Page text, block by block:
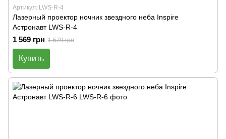
Артикул: LWS-R-4
Лазерный проектор ночник звездного неба Inspire
Астронавт LWS-R-4
1 569 грн 1 579 грн
Купить